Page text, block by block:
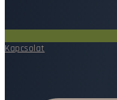
Kapcsolat